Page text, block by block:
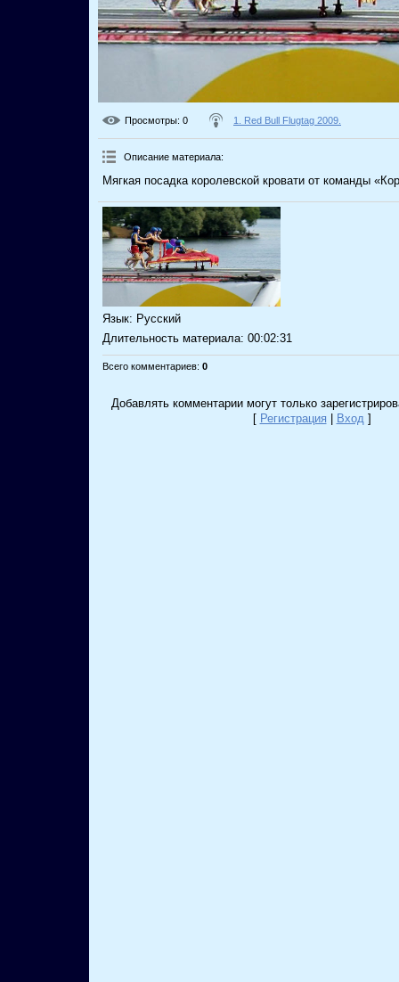
Просмотры: 0 1. Red Bull Flugtag 2009.
Описание материала:
Мягкая посадка королевской кровати от команды
Язык: Русский
Длительность материала: 00:02:31
Всего комментариев: 0
Добавлять комментарии могут только
[ Регистрация Вход]